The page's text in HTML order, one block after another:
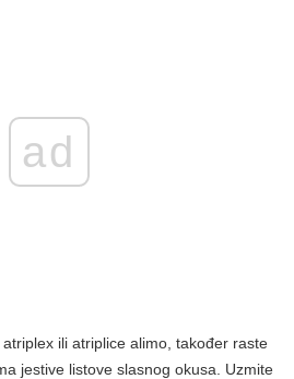
ad
ili atriplice alimo, također raste
jestive listove slasnog okusa. Uzmite